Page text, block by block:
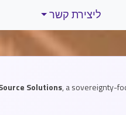
ליצירת קשר
Solutions, a sovereignty-